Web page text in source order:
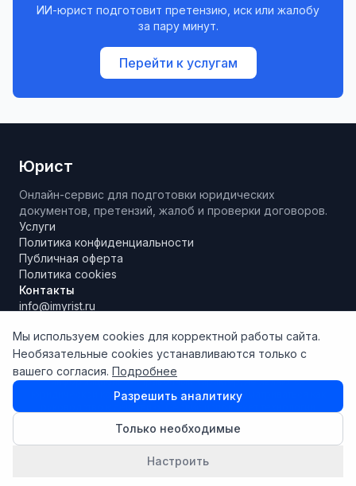
ИИ-юрист подготовит претензию, иск или жалобу
за пару минут.
Перейти к услугам
Юрист
Онлайн-сервис для подготовки юридических
документов, претензий, жалоб и проверки договоров.
Услуги
Политика конфиденциальности
Публичная оферта
Политика cookies
Контакты
info@imyrist.ru
Материалы и результаты работы сервиса носят исключительно
информационно-справочный характер, не являются
юридической консультацией и не могут рассматриваться как
содержать неточности. Перед принятием юридически значимых
решений рекомендуется обратиться к квалифицированному
юристу. Используя сервис, вы соглашаетесь с условиями
оферты
Мы используем cookies для корректной работы сайта.
Необязательные cookies устанавливаются только с
вашего согласия. Подробнее
Разрешить аналитику
Только необходимые
Настроить